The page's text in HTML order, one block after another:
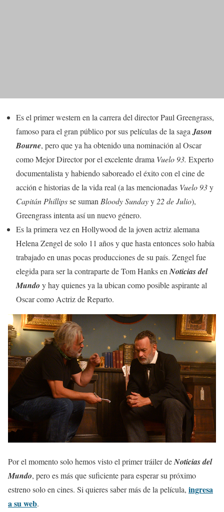
Es el primer western en la carrera del director Paul Greengrass,
famoso para el gran público por sus películas de la saga Jason
Bourne, pero que ya ha obtenido una nominación al Oscar
como Mejor Director por el excelente drama Vuelo 93. Experto
documentalista y habiendo saboreado el éxito con el cine de
acción e historias de la vida real (a las mencionadas Vuelo 93y
Capitán Phillipsse suman Bloody Sundayy 22 de Julio),
Greengrass intenta así un nuevo género.
Es la primera vez en Hollywood de la joven actriz alemana
Helena Zengel de solo 11 años y que hasta entonces solo había
trabajado en unas pocas producciones de su país. Zengel fue
elegida para ser la contraparte de Tom Hanks en Noticias del
Mundo y hay quienes ya la ubican como posible aspirante al
Oscar como Actriz de Reparto.
Por el momento solo hemos visto el primer tráiler deNoticias del
Mundo, pero es más que suficiente para esperar su próximo
estreno solo en cines. Si quieres saber más de la película, ingresa
a su web.